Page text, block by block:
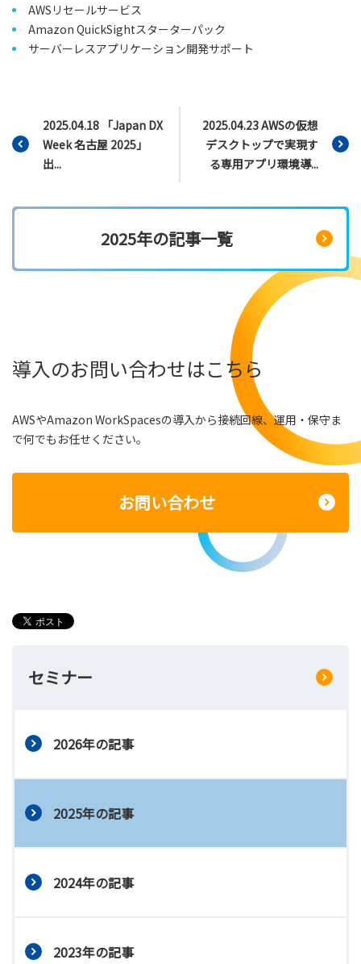
AWSリセールサービス
Amazon QuickSightスターターパック
サーバーレスアプリケーション開発サポート
2025.04.18 「Japan DX
Week 名古屋 2025」
出...
2025.04.23 AWSの仮想
デスクトップで実現す
る専用アプリ環境導...
2025年の記事一覧
導入のお問い合わせはこちら
AWSやAmazon WorkSpacesの導入から接続回線、運用・保守ま
で何でもお任せください。
お問い合わせ
セミナー
2026年の記事
2025年の記事
2024年の記事
2023年の記事